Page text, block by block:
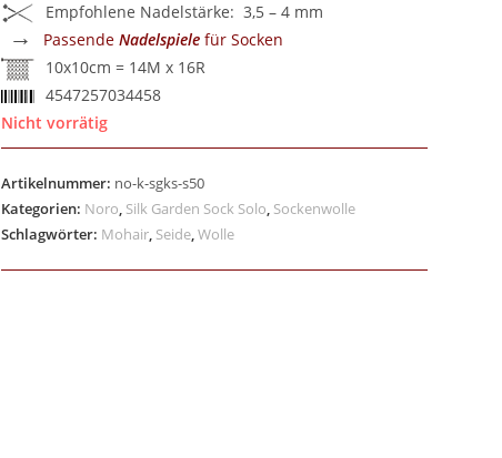
Empfohlene Nadelstärke: 3,5 – 4 mm
→ PassendeNadelspiele für Socken
10x10cm = 14M x 16R
4547257034458
Nicht vorrätig
Artikelnummer: no-k-sgks-s50
Kategorien: Noro, Silk Garden Sock Solo, Sockenwolle
Schlagwörter: Mohair, Seide,Wolle